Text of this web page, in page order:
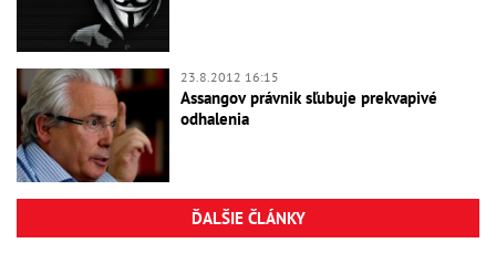
23.8.2012 16:15
Assangov právnik sľubuje prekvapivé
odhalenia
ĎALŠIE ČLÁNKY